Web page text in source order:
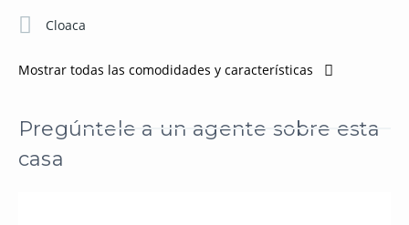
Cloaca
Mostrar todas las comodidades y características
Pregúntele a un agente sobre esta
casa